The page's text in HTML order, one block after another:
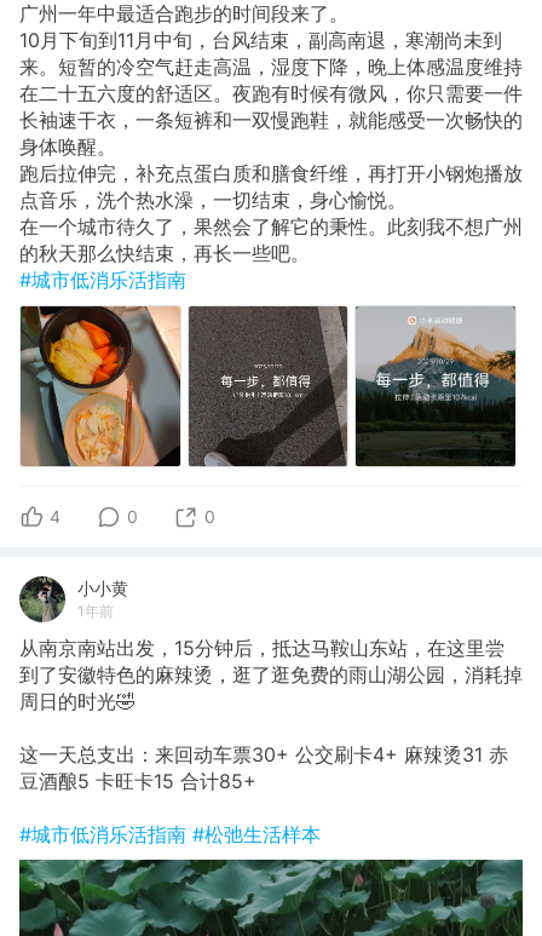
广州一年中最适合跑步的时间段来了。
10月下旬到11月中旬，台风结束，副高南退，寒潮尚未到
来。短暂的冷空气赶走高温，湿度下降，晚上体感温度维持
在二十五六度的舒适区。夜跑有时候有微风，你只需要一件
长袖速干衣，一条短裤和一双慢跑鞋，就能感受一次畅快的
身体唤醒。
跑后拉伸完，补充点蛋白质和膳食纤维，再打开小钢炮播放
点音乐，洗个热水澡，一切结束，身心愉悦。
在一个城市待久了，果然会了解它的秉性。此刻我不想广州
的秋天那么快结束，再长一些吧。
#城市低消乐活指南
4 0 0
小小黄
1年前
从南京南站出发，15分钟后，抵达马鞍山东站，在这里尝
到了安徽特色的麻辣烫，逛了逛免费的雨山湖公园，消耗掉
周日的时光🤣
这一天总支出：来回动车票30+ 公交刷卡4+ 麻辣烫31 赤
豆酒酿5 卡旺卡15 合计85+
#城市低消乐活指南 #松弛生活样本